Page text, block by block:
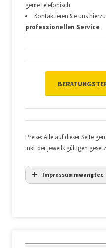
gerne telefonisch.
Kontaktieren Sie uns
professionellen Service
Preise: Alle auf dieser Seite
inkl. der jeweils gültigen
Impressum mwangtec